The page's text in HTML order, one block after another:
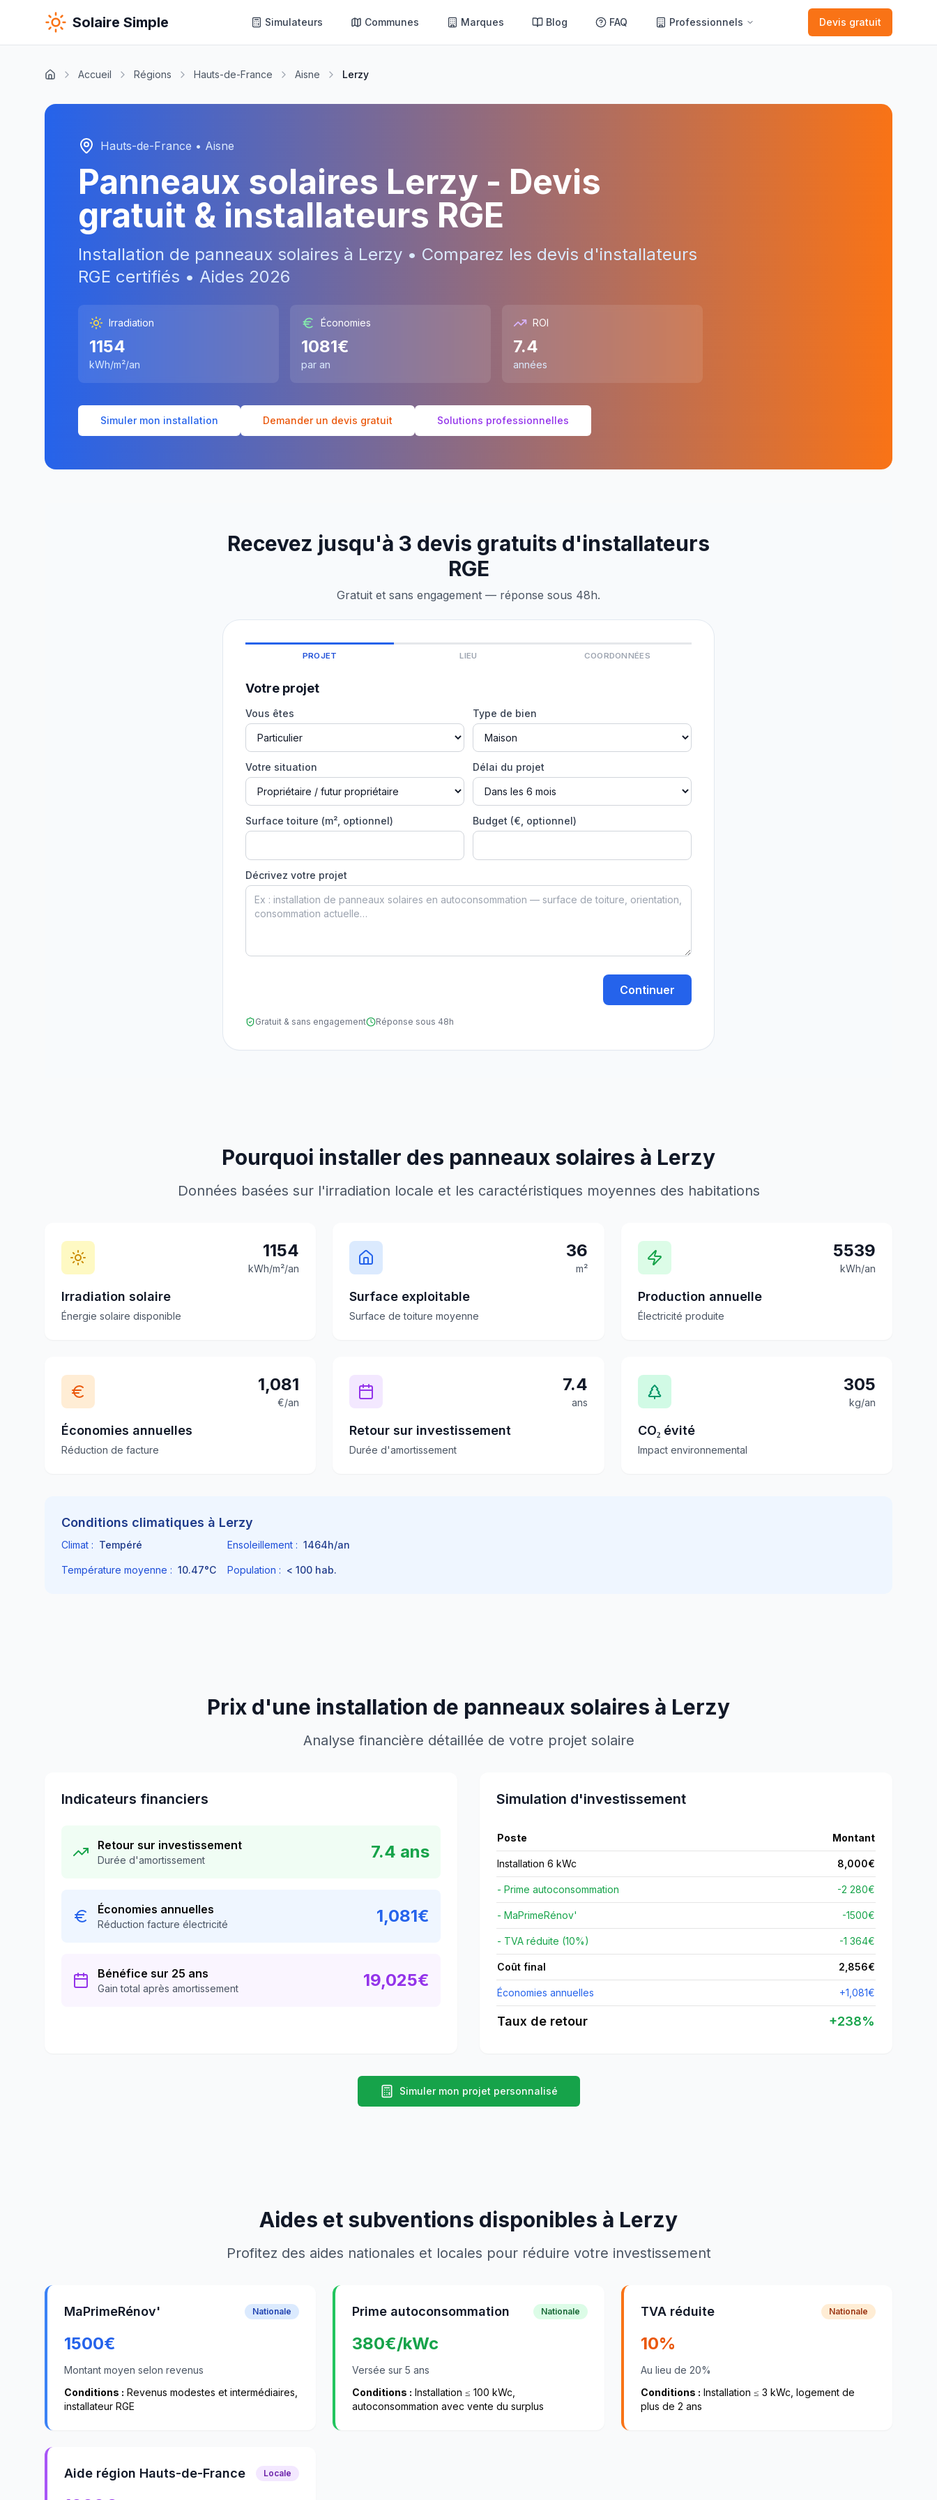
Solaire Simple Simulateurs Communes Marques Blog FAQ Professionnels Devis gratuit
Accueil Régions Hauts-de-France Aisne Lerzy
Hauts-de-France • Aisne
Panneaux solaires Lerzy - Devis
gratuit & installateurs RGE
Installation de panneaux solaires à Lerzy • Comparez les devis d'installateurs
RGE certifiés • Aides 2026
Irradiation
1154
kWh/m²/an
Économies
1081€
par an
ROI
7.4
années
Simuler mon installation Demander un devis gratuit Solutions professionnelles
Recevez jusqu'à 3 devis gratuits d'installateurs
RGE
Gratuit et sans engagement — réponse sous 48h.
PROJET LIEU COORDONNÉES
Votre projet
Vous êtes Type de bien
Votre situation Délai du projet
Surface toiture (m², optionnel) Budget (€, optionnel)
Décrivez votre projet
Continuer
Gratuit & sans engagement Réponse sous 48h
Pourquoi installer des panneaux solaires à Lerzy
Données basées sur l'irradiation locale et les caractéristiques moyennes des habitations
1154
kWh/m²/an
Irradiation solaire
Énergie solaire disponible
36
m²
Surface exploitable
Surface de toiture moyenne
5539
kWh/an
Production annuelle
Électricité produite
1,081
€/an
Économies annuelles
Réduction de facture
7.4
ans
Retour sur investissement
Durée d'amortissement
305
kg/an
CO₂ évité
Impact environnemental
Conditions climatiques à Lerzy
Climat : Tempéré Ensoleillement : 1464h/an
Température moyenne : 10.47°C Population : < 100 hab.
Prix d'une installation de panneaux solaires à Lerzy
Analyse financière détaillée de votre projet solaire
Indicateurs financiers
Retour sur investissement
Durée d'amortissement 7.4 ans
Économies annuelles
Réduction facture électricité 1,081€
Bénéfice sur 25 ans
Gain total après amortissement 19,025€
Simulation d'investissement
Poste Montant
Installation 6 kWc 8,000€
- Prime autoconsommation -2 280€
- MaPrimeRénov' -1500€
- TVA réduite (10%) -1 364€
Coût final 2,856€
Économies annuelles +1,081€
Taux de retour +238%
Simuler mon projet personnalisé
Aides et subventions disponibles à Lerzy
Profitez des aides nationales et locales pour réduire votre investissement
MaPrimeRénov' Nationale
1500€
Montant moyen selon revenus
Conditions : Revenus modestes et intermédiaires,
installateur RGE
Prime autoconsommation Nationale
380€/kWc
Versée sur 5 ans
Conditions : Installation ≤ 100 kWc,
autoconsommation avec vente du surplus
TVA réduite Nationale
10%
Au lieu de 20%
Conditions : Installation ≤ 3 kWc, logement de
plus de 2 ans
Aide région Hauts-de-France Locale